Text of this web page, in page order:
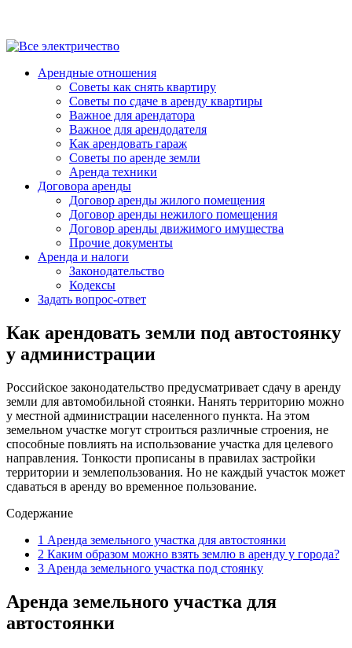
Арендные отношения
Советы как снять квартиру
Советы по сдаче в аренду квартиры
Важное для арендатора
Важное для арендодателя
Как арендовать гараж
Советы по аренде земли
Аренда техники
Договора аренды
Договор аренды жилого помещения
Договор аренды нежилого помещения
Договор аренды движимого имущества
Прочие документы
Аренда и налоги
Законодательство
Кодексы
Задать вопрос-ответ
Как арендовать земли под автостоянку
у администрации
Российское законодательство предусматривает сдачу в аренду
земли для автомобильной стоянки. Нанять территорию можно
у местной администрации населенного пункта. На этом
земельном участке могут строиться различные строения, не
способные повлиять на использование участка для целевого
направления. Тонкости прописаны в правилах застройки
территории и землепользования. Но не каждый участок может
сдаваться в аренду во временное пользование.
Содержание
1 Аренда земельного участка для автостоянки
2 Каким образом можно взять землю в аренду у города?
3 Аренда земельного участка под стоянку
Аренда земельного участка для
автостоянки